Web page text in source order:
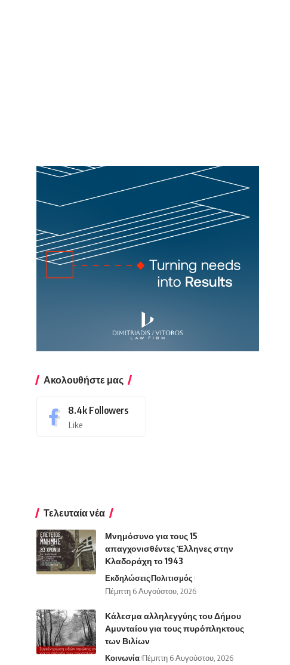
Ακολουθήστε μας
8.4k Followers
Like
Τελευταία νέα
Μνημόσυνο για τους 15
απαγχονισθέντες Έλληνες στην
Κλαδοράχη το 1943
ΕκδηλώσειςΠολιτισμός
Πέμπτη 6 Αυγούστου, 2026
Κάλεσμα αλληλεγγύης του Δήμου
Αμυνταίου για τους πυρόπληκτους
των Βιλίων
Κοινωνία Πέμπτη 6 Αυγούστου, 2026